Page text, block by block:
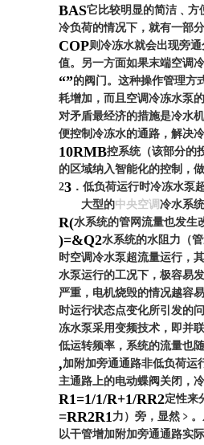
它比较明显的简洁﹑方
BAS
冷负荷的情况下，就有一部
则冷冻水就会出现旁
COP
值。另一方面如果末端空调
的阀门。这种操作管理方
“”
耗增加，而且空调冷冻水泵
对矛盾最经济的措施是冷水
便控制冷冻水的通路，解决
控系统（该部分的
10RMB
的区域纳入智能化的控制，
2
．
3
低负荷运行时冷冻水泵
大型的中央空调冷水系
水系统的管网流量也发生
R(
水系统的水阻力
)=&Q2
（
时空调冷水泵超流量运行，
水泵运行的工况下，极容易
严重，电机烧毁的情况越容
时运行状态点变化所引发的
冻水泵采用变频技术，即并
低运转频率，系统的流量也
加附加旁通通路
,
非低负荷运
主通路上的电动蝶阀关闭，
定性来
R1=1/1/R+1/RR2
力）
=R 旁，显然
R2 ﹥
R1
以干管增加附加旁通通路实